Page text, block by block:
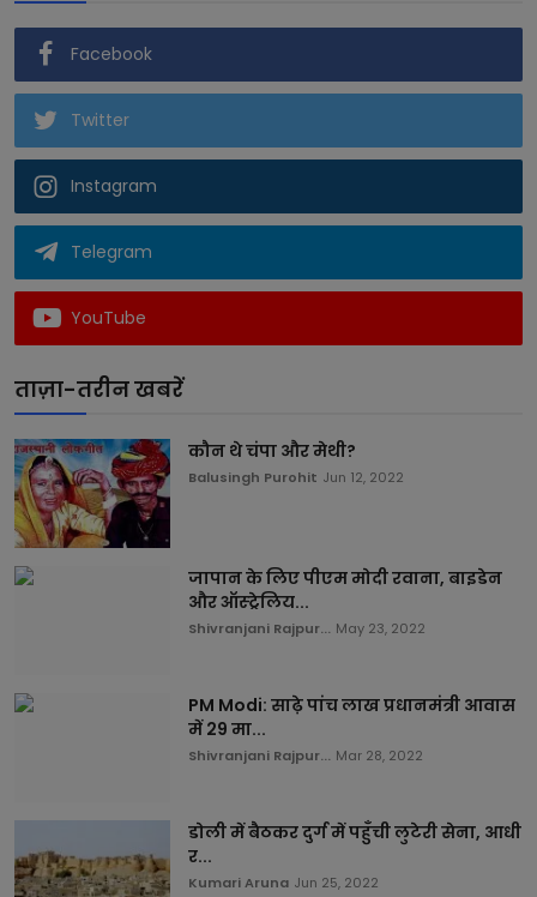
Facebook
Twitter
Instagram
Telegram
YouTube
ताज़ा-तरीन खबरें
कौन थे चंपा और मेथी?
Balusingh Purohit Jun 12, 2022
जापान के लिए पीएम मोदी रवाना, बाइडेन
और ऑस्ट्रेलिय...
Shivranjani Rajpur... May 23, 2022
PM Modi: साढ़े पांच लाख प्रधानमंत्री आवास
में 29 मा...
Shivranjani Rajpur... Mar 28, 2022
डोली में बैठकर दुर्ग में पहुँची लुटेरी सेना, आधी
र...
Kumari Aruna Jun 25, 2022